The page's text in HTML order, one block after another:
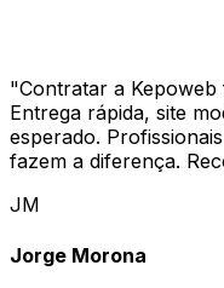
"Contratar a Kepoweb
Entrega rápida, site
esperado.
fazem a diferença.
JM
Jorge Morona